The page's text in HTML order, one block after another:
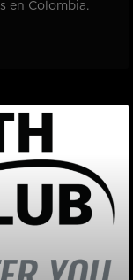
en Colombia.